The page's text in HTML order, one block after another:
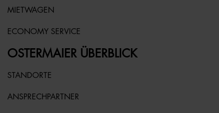
MIETWAGEN
ECONOMY SERVICE
OSTERMAIER ÜBERBLICK
STANDORTE
ANSPRECHPARTNER